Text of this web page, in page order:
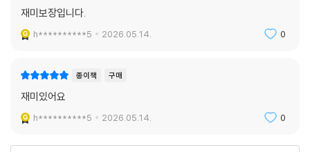
재미보장입니다.
h**********5 2026.05.14. 0
종이책 구매
재미있어요
h**********5 2026.05.14. 0